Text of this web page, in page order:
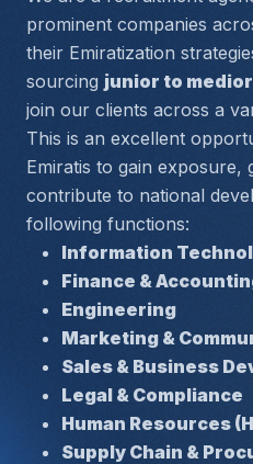
prominent companies
their Emiratization
sourcing junior to
join our clients across a
This is an excellent
Emiratis to gain
contribute to national
following functions:
Information
Finance &
Engineering
Marketing &
Sales & Business
Legal & Compliance
Human Resources
Supply Chain &